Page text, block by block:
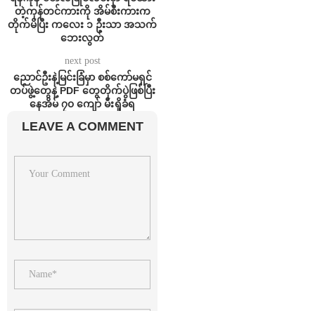
တဲ့ကုန်တင်ကားကို အိမ်စီးကားက
တိုက်မိပြီး ကလေး ၁ ဦးသာ အသက်
ဘေးလွတ်
next post
ညောင်ဦးနဲ့မြင်းခြံမှာ စစ်ကော်မရှင်
တပ်ဖွဲ့တွေနဲ့ PDF တွေတိုက်ပွဲဖြစ်ပြီး
နေအိမ် ၇၀ ကျော် မီးရှိုခံရ
LEAVE A COMMENT